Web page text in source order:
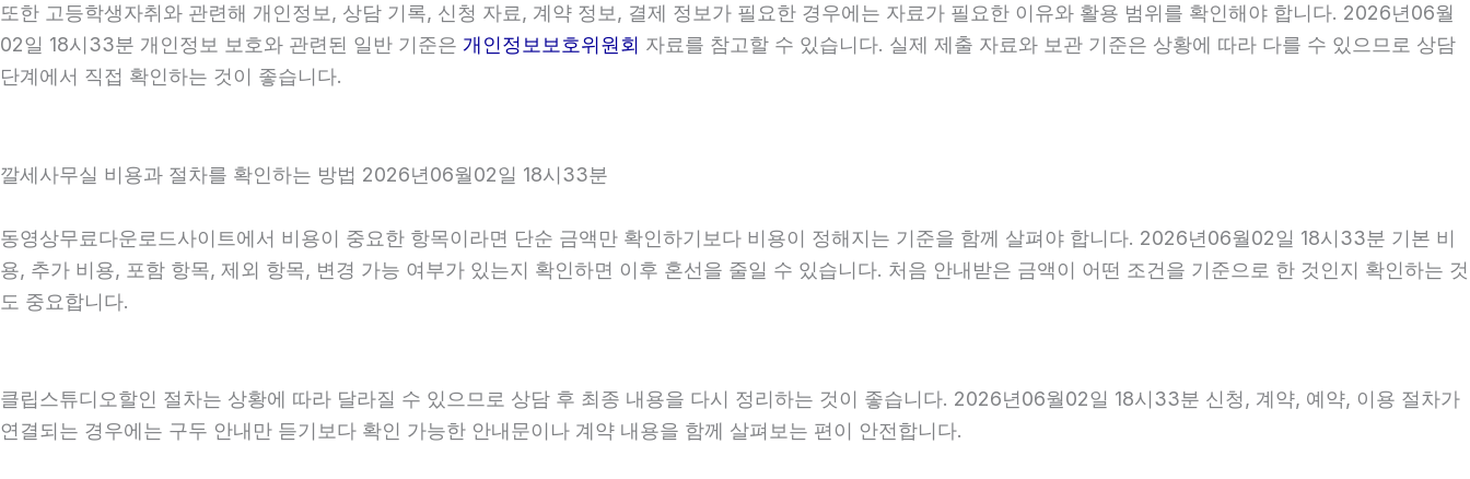
또한 고등학생자취와 관련해 개인정보, 상담 기록, 신청 자료, 계약 정보, 결제 정보가 필요한 경우에는 자료가 필요한 이유와 활용 범위를 확인해야 합니다. 2026년06월
02일 18시33분 개인정보 보호와 관련된 일반 기준은 개인정보보호위원회 자료를 참고할 수 있습니다. 실제 제출 자료와 보관 기준은 상황에 따라 다를 수 있으므로 상담
단계에서 직접 확인하는 것이 좋습니다.
깔세사무실 비용과 절차를 확인하는 방법 2026년06월02일 18시33분
동영상무료다운로드사이트에서 비용이 중요한 항목이라면 단순 금액만 확인하기보다 비용이 정해지는 기준을 함께 살펴야 합니다. 2026년06월02일 18시33분 기본 비
용, 추가 비용, 포함 항목, 제외 항목, 변경 가능 여부가 있는지 확인하면 이후 혼선을 줄일 수 있습니다. 처음 안내받은 금액이 어떤 조건을 기준으로 한 것인지 확인하는 것
도 중요합니다.
클립스튜디오할인 절차는 상황에 따라 달라질 수 있으므로 상담 후 최종 내용을 다시 정리하는 것이 좋습니다. 2026년06월02일 18시33분 신청, 계약, 예약, 이용 절차가
연결되는 경우에는 구두 안내만 듣기보다 확인 가능한 안내문이나 계약 내용을 함께 살펴보는 편이 안전합니다.